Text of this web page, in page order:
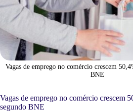
Vagas de emprego no comércio crescem
BNE
Vagas de emprego no comércio crescem
segundo BNE